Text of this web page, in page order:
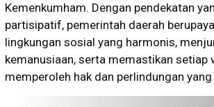
Kemenkumham. Dengan pendekatan
partisipatif, pemerintah daerah
lingkungan sosial yang harmonis,
kemanusiaan, serta memastikan setiap
memperoleh hak dan perlindungan yang